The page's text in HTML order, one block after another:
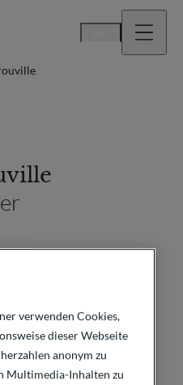
verwenden Cookies,
dieser Webseite
anonym zu
Multimedia-Inhalten zu